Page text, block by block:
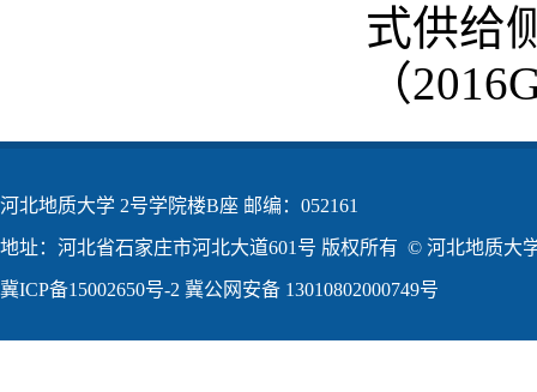
式供给
（
河北地质大学 2号学院楼B座 邮编：052161
地址：河北省石家庄市河北大道601号 版权所有 © 河北地质大
冀ICP备15002650号-2 冀公网安备 13010802000749号